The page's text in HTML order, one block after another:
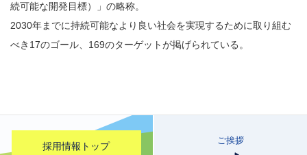
続可能な開発目標）」の略称。
2030年までに持続可能なより良い社会を実現するために取り組む
べき17のゴール、169のターゲットが掲げられている。
採用情報トップ
ご挨拶